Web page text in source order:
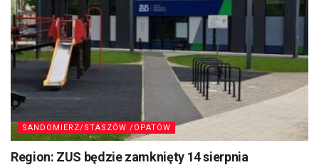
SANDOMIERZ/STASZÓW /OPATÓW
Region: ZUS będzie zamknięty 14 sierpnia